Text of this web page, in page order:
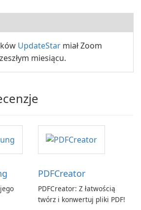
UpdateStar miał Zoom
miesiącu.
PDFCreator
PDFCreator: Z łatwością
twórz i konwertuj pliki PDF!